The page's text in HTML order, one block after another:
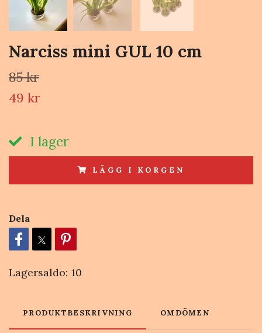
Narciss mini GUL 10 cm
85 kr
49 kr
I lager
LÄGG I KORGEN
Dela
Lagersaldo: 10
PRODUKTBESKRIVNING OMDÖMEN